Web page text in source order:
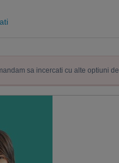
sa incercati cu alte optiuni de